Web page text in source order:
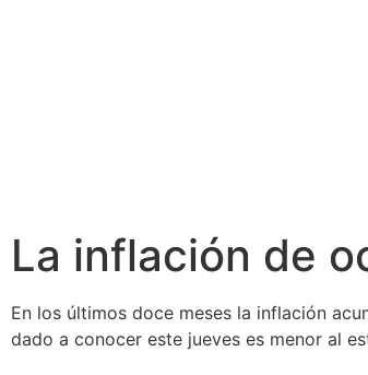
La inflación de
En los últimos doce meses la inflación
dado a conocer este jueves es menor al